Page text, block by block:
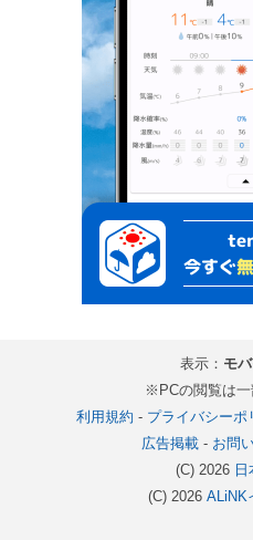
表示： モ
※PCの閲覧は一
利用規約 - プライバシーポ
広告掲載- お問
(C) 2026 日
(C) 2026 ALiNK